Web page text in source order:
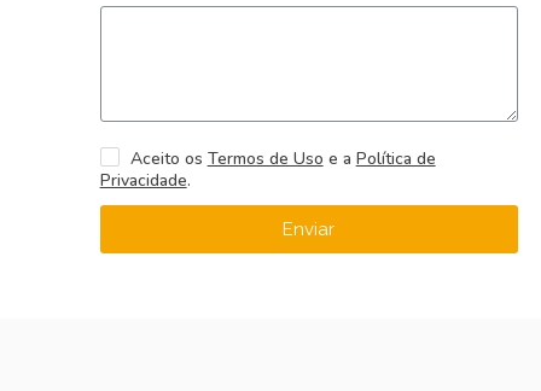
Aceito os Termos de Uso e a Política de
Privacidade.
Enviar